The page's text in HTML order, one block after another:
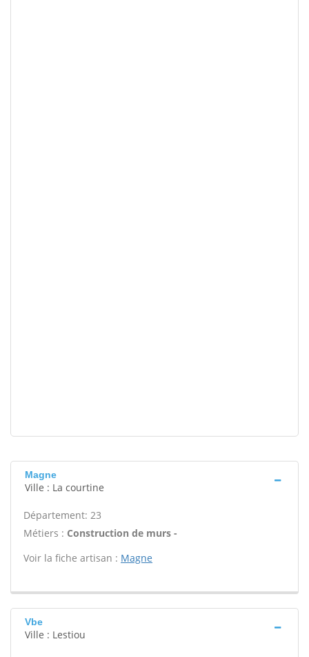
Magne
Ville : La courtine
Département: 23
Métiers : Construction de murs -
Voir la fiche artisan : Magne
Vbe
Ville : Lestiou